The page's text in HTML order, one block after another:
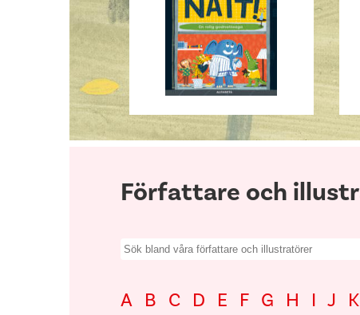
Författare och
Search
A B C D E F G H I J K